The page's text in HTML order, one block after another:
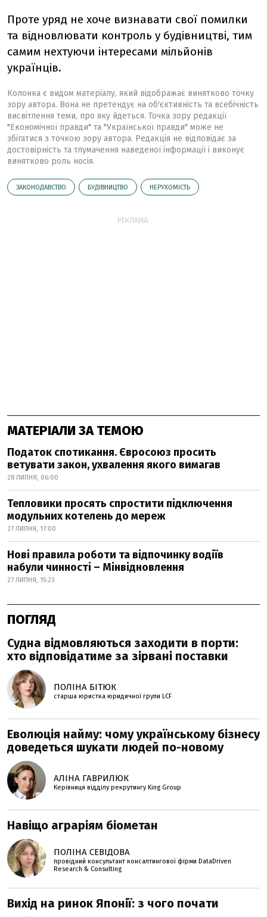
Проте уряд не хоче визнавати свої помилки
та відновлювати контроль у будівництві, тим
самим нехтуючи інтересами мільйонів
українців.
Колонка є видом матеріалу, який відображає винятково точку
зору автора. Вона не претендує на об'єктивність та всебічність
висвітлення теми, про яку йдеться. Точка зору редакції
"Економічної правди" та "Української правди" може не
збігатися з точкою зору автора. Редакція не відповідає за
достовірність та тлумачення наведеної інформації і виконує
винятково роль носія.
ЗАКОНОДАВСТВО БУДІВНИЦТВО НЕРУХОМІСТЬ
РЕКЛАМА:
МАТЕРІАЛИ ЗА ТЕМОЮ
Податок спотикання. Євросоюз просить
ветувати закон, ухвалення якого вимагав
28 ЛИПНЯ, 06:00
Тепловики просять спростити підключення
модульних котелень до мереж
27 ЛИПНЯ, 17:00
Нові правила роботи та відпочинку водіїв
набули чинності – Мінвідновлення
27 ЛИПНЯ, 15:23
ПОГЛЯД
Судна відмовляються заходити в порти:
хто відповідатиме за зірвані поставки
ПОЛІНА БІТЮК
старша юристка юридичної групи LCF
Еволюція найму: чому українському бізнесу
доведеться шукати людей по-новому
АЛІНА ГАВРИЛЮК
Керівниця відділу рекрутингу King Group
Навіщо аграріям біометан
ПОЛІНА СЕВІДОВА
провідний консультант консалтингової фірми DataDriven
Research & Consulting
Вихід на ринок Японії: з чого почати